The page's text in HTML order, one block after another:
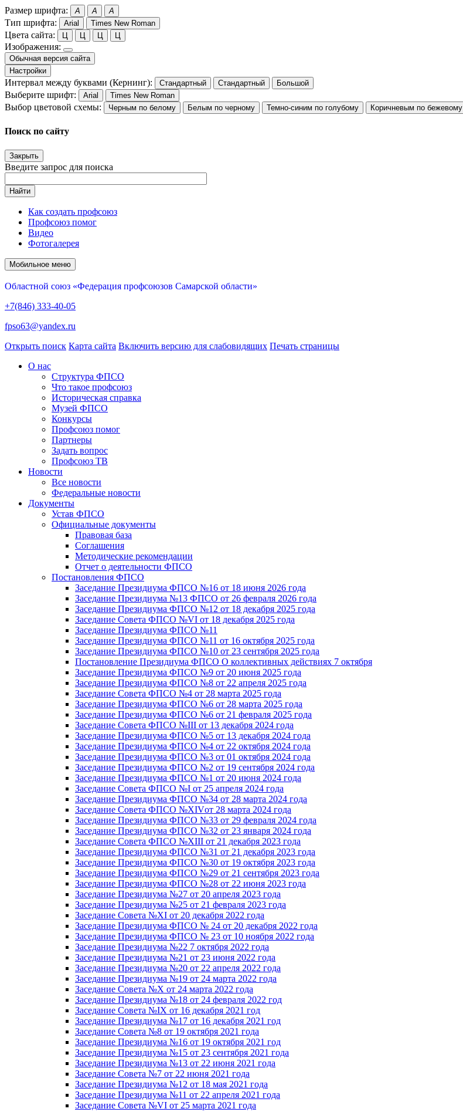
Размер шрифта: A A A
Тип шрифта: Arial Times New Roman
Цвета сайта: Ц Ц Ц Ц
Изображения:
Обычная версия сайта
Настройки
Интервал между буквами (Кернинг): Стандартный Стандартный Большой
Выберите шрифт: Arial Times New Roman
Выбор цветовой схемы: Черным по белому Белым по черному Темно-синим по голубому Коричневым по бежевому
Поиск по сайту
Закрыть
Введите запрос для поиска
Найти
Как создать профсоюз
Профсоюз помог
Видео
Фотогалерея
Мобильное меню
Областной союз «Федерация профсоюзов Самарской области»
+7(846) 333-40-05
fpso63@yandex.ru
Открыть поиск Карта сайта Включить версию для слабовидящих Печать страницы
О нас
Структура ФПСО
Что такое профсоюз
Историческая справка
Музей ФПСО
Конкурсы
Профсоюз помог
Партнеры
Задать вопрос
Профсоюз ТВ
Новости
Все новости
Федеральные новости
Документы
Устав ФПСО
Официальные документы
Правовая база
Соглашения
Методические рекомендации
Отчет о деятельности ФПСО
Постановления ФПСО
Заседание Президиума ФПСО №16 от 18 июня 2026 года
Заседание Президиума №13 ФПСО от 26 февраля 2026 года
Заседание Президиума ФПСО №12 от 18 декабря 2025 года
Заседание Совета ФПСО №VI от 18 декабря 2025 года
Заседание Президиума ФПСО №11
Заседание Президиума ФПСО №11 от 16 октября 2025 года
Заседание Президиума ФПСО №10 от 23 сентября 2025 года
Постановление Президиума ФПСО О коллективных действиях 7 октября
Заседание Президиума ФПСО №9 от 20 июня 2025 года
Заседание Президиума ФПСО №8 от 22 апреля 2025 года
Заседание Совета ФПСО №4 от 28 марта 2025 года
Заседание Президиума ФПСО №6 от 28 марта 2025 года
Заседание Президиума ФПСО №6 от 21 февраля 2025 года
Заседание Совета ФПСО №III от 13 декабря 2024 года
Заседание Президиума ФПСО №5 от 13 декабря 2024 года
Заседание Президиума ФПСО №4 от 22 октября 2024 года
Заседание Президиума ФПСО №3 от 01 октября 2024 года
Заседание Президиума ФПСО №2 от 19 сентября 2024 года
Заседание Президиума ФПСО №1 от 20 июня 2024 года
Заседание Совета ФПСО №I от 25 апреля 2024 года
Заседание Президиума ФПСО №34 от 28 марта 2024 года
Заседание Совета ФПСО №XIVот 28 марта 2024 года
Заседание Президиума ФПСО №33 от 29 февраля 2024 года
Заседание Президиума ФПСО №32 от 23 января 2024 года
Заседание Совета ФПСО №XIII от 21 декабря 2023 года
Заседание Президиума ФПСО №31 от 21 декабря 2023 года
Заседание Президиума ФПСО №30 от 19 октября 2023 года
Заседание Президиума ФПСО №29 от 21 сентября 2023 года
Заседание Президиума ФПСО №28 от 22 июня 2023 года
Заседание Президиума №27 от 20 апреля 2023 года
Заседание Президиума №25 от 21 февраля 2023 года
Заседание Совета №XI от 20 декабря 2022 года
Заседание Президиума ФПСО № 24 от 20 декабря 2022 года
Заседание Президиума ФПСО № 23 от 10 ноября 2022 года
Заседание Президиума №22 7 октября 2022 года
Заседание Президиума №21 от 23 июня 2022 года
Заседание Президиума №20 от 22 апреля 2022 года
Заседание Президиума №19 от 24 марта 2022 года
Заседание Совета №X от 24 марта 2022 года
Заседание Президиума №18 от 24 февраля 2022 год
Заседание Совета №IX от 16 декабря 2021 год
Заседание Президиума №17 от 16 декабря 2021 год
Заседание Совета №8 от 19 октября 2021 года
Заседание Президиума №16 от 19 октября 2021 год
Заседание Президиума №15 от 23 сентября 2021 года
Заседание Президиума №13 от 22 июня 2021 года
Заседание Совета №7 от 22 июня 2021 года
Заседание Президиума №12 от 18 мая 2021 года
Заседание Президиума №11 от 22 апреля 2021 года
Заседание Совета №VI от 25 марта 2021 года